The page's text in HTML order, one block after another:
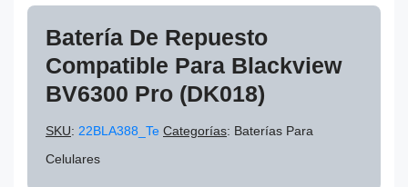
Batería De Repuesto
Compatible Para Blackview
BV6300 Pro (DK018)
SKU: 22BLA388_Te Categorías: Baterías Para
Celulares